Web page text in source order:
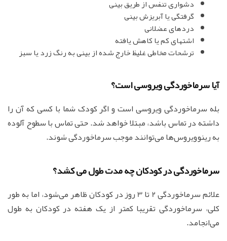
دشواری تنفس از طریق بینی
گرفتگی یا آبریزش بینی
دردهای عضلانی
اشتهای کم یا کاهش یافته
ترشحات مخاطی غلیظ خارج شده از بینی به رنگ زرد یا سبز
آیا سرماخوردگی ویروسی است؟
بله سرماخوردگی ویروسی است و اگر کودک شما با کسی که آن را
داشته در تماس باشد، مبتلا خواهد شد. حتی تماس با سطوح آلوده
به رینوویروس‌ها می‌توانند موجب سرماخوردگی شوند.
سرماخوردگی در کودکان چه مدت طول می کشد؟
علائم سرماخوردگی 2 تا 3 روز در کودکان ظاهر می‌شود، اما به طور
کلی، سرماخوردگی تقریبا کمتر از یک هفته در کودکان به طول
می‌انجامد.